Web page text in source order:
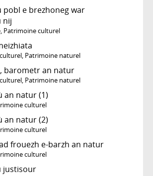
pobl e brezhoneg war
nij
, Patrimoine culturel
, Patrimoine naturel
barometr an natur
, Patrimoine naturel
an natur (1)
culturel
an natur (2)
culturel
frouezh e-barzh an natur
culturel
justisour